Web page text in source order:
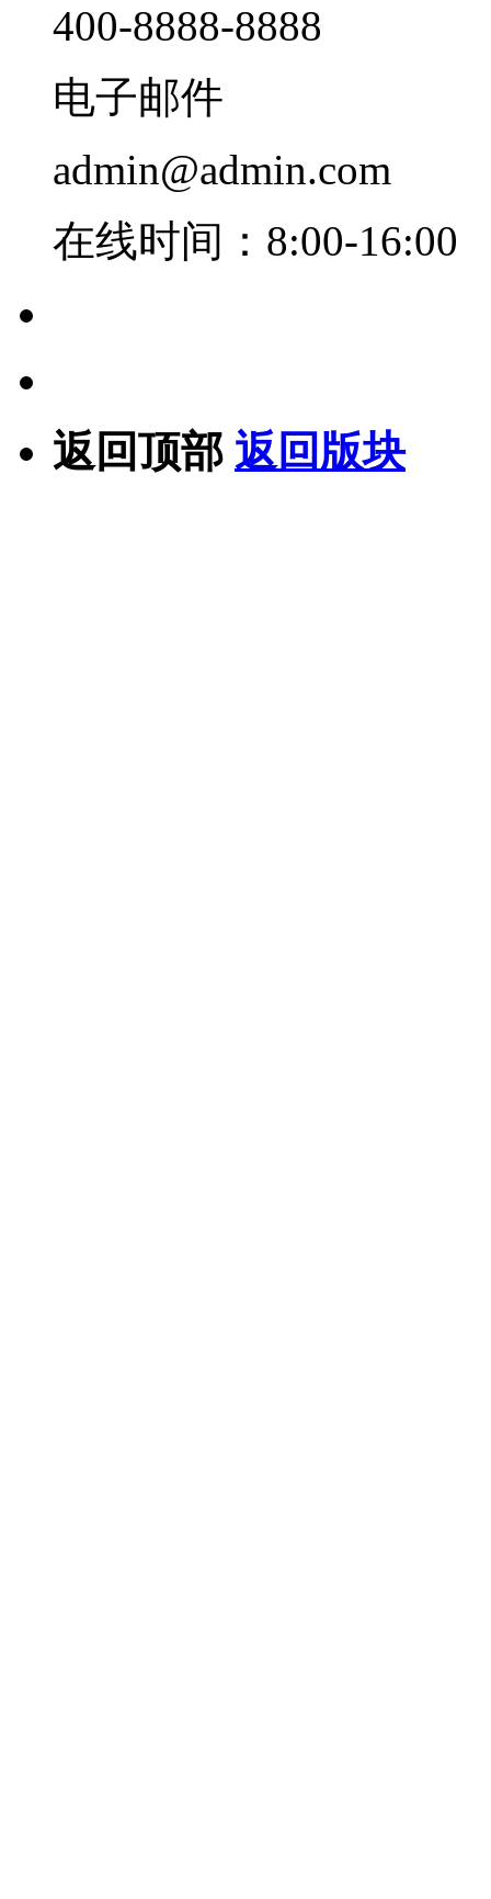
400-8888-8888
电子邮件
admin@admin.com
在线时间：8:00-16:00
返回顶部 返回版块